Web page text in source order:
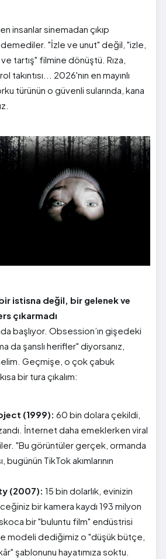
insanlar sinemadan çıkıp
"İzle ve unut" değil, "izle,
tartış" filmine dönüştü. Rıza,
takıntısı... 2026'nın en mayınlı
türünün o güvenli sularında, kana
istisna değil, bir gelenek ve
çıkarmadı
başlıyor. Obsession’ın gişedeki
da şanslı herifler" diyorsanız,
Geçmişe, o çok çabuk
bir tura çıkalım:
(1999): 60 bin dolara çekildi,
İnternet daha emeklerken viral
"Bu görüntüler gerçek, ormanda
bugünün TikTok akımlarının
(2007): 15 bin dolarlık, evinizin
bir kamera kaydı 193 milyon
bir "buluntu film" endüstrisi
modeli dediğimiz o "düşük bütçe,
şablonunu hayatımıza soktu.